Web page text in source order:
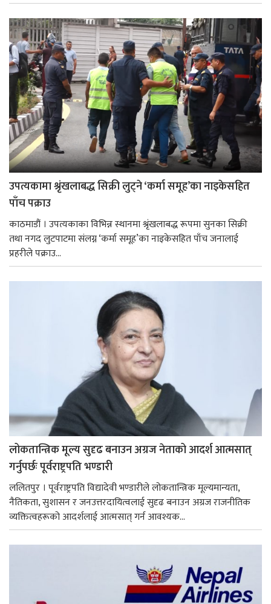
उपत्यकामा श्रृंखलाबद्ध सिक्री लुट्ने ‘कर्मा समूह’का नाइकेसहित
पाँच पक्राउ
काठमाडौं । उपत्यकाका विभिन्न स्थानमा श्रृंखलाबद्ध रूपमा सुनका सिक्री
तथा नगद लुटपाटमा संलग्न ‘कर्मा समूह’का नाइकेसहित पाँच जनालाई
प्रहरीले पक्राउ...
लोकतान्त्रिक मूल्य सुदृढ बनाउन अग्रज नेताको आदर्श आत्मसात्
गर्नुपर्छः पूर्वराष्ट्रपति भण्डारी
ललितपुर । पूर्वराष्ट्रपति विद्यादेवी भण्डारीले लोकतान्त्रिक मूल्यमान्यता,
नैतिकता, सुशासन र जनउत्तरदायित्वलाई सुदृढ बनाउन अग्रज राजनीतिक
व्यक्तित्वहरूको आदर्शलाई आत्मसात् गर्न आवश्यक...